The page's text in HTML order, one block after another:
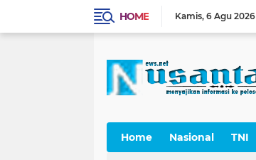
HOME Kamis 6 Agu 2026
Home Nasional TNI